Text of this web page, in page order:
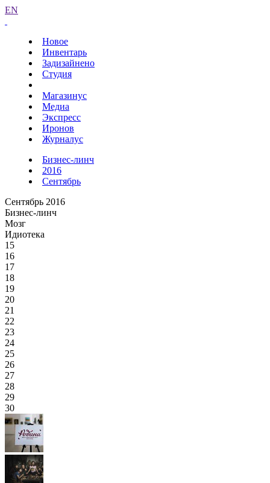
EN
Новое
Инвентарь
Задизайнено
Студия
Магазинус
Медиа
Экспресс
Иронов
Журналус
Бизнес-линч
2016
Сентябрь
Сентябрь 2016
Бизнес-линч
Мозг
Идиотека
15
16
17
18
19
20
21
22
23
24
25
26
27
28
29
30